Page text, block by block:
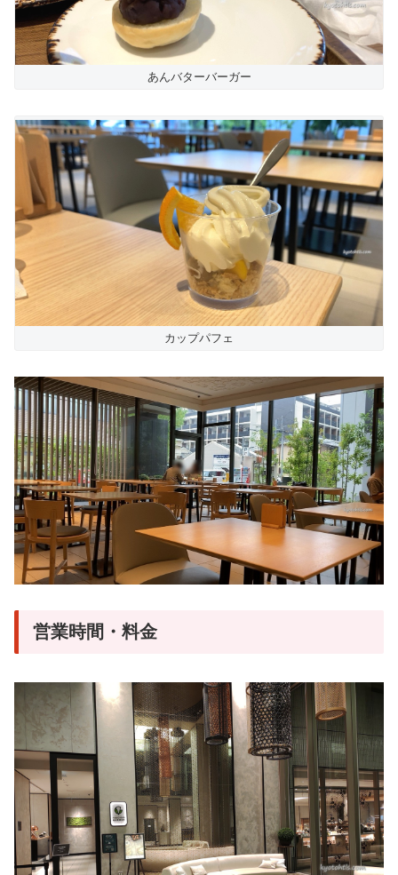
あんバターバーガー
カップパフェ
営業時間・料金